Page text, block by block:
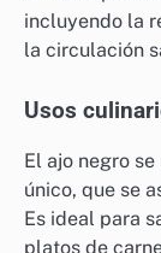
incluyendo la
la circulación
Usos
El ajo negro
único, que se
Es ideal para
platos de